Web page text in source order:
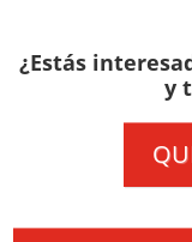
¿Estás
y